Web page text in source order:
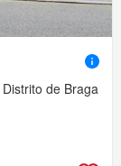
de Braga